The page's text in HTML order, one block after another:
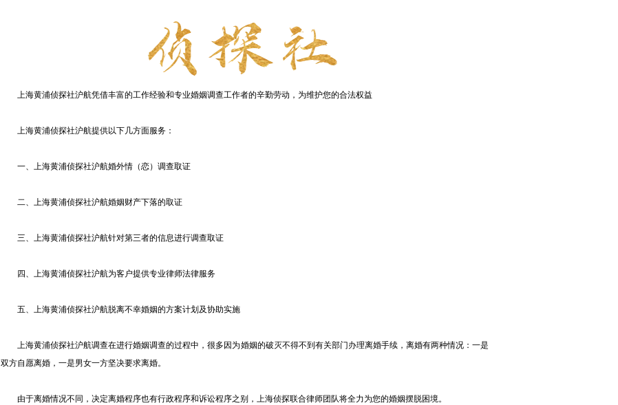
上海黄浦侦探社沪航凭借丰富的工作经验和专业婚姻调查工作者的辛勤劳动，为维护您的合法权益
上海黄浦侦探社沪航提供以下几方面服务：
一、上海黄浦侦探社沪航婚外情（恋）调查取证
二、上海黄浦侦探社沪航婚姻财产下落的取证
三、上海黄浦侦探社沪航针对第三者的信息进行调查取证
四、上海黄浦侦探社沪航为客户提供专业律师法律服务
五、上海黄浦侦探社沪航脱离不幸婚姻的方案计划及协助实施
上海黄浦侦探社沪航调查在进行婚姻调查的过程中，很多因为婚姻的破灭不得不到有关部门办理离婚手续，离婚有两种情况：一是
双方自愿离婚，一是男女一方坚决要求离婚。
由于离婚情况不同，决定离婚程序也有行政程序和诉讼程序之别，上海侦探联合律师团队将全力为您的婚姻摆脱困境。